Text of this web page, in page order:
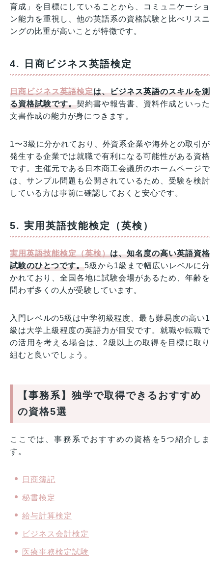
育成」を目標にしていることから、コミュニケーショ
ン能力を重視し、他の英語系の資格試験と比べリスニ
ングの比重が高いことが特徴です。
4. 日商ビジネス英語検定
日商ビジネス英語検定は、ビジネス英語のスキルを測
る資格試験です。契約書や報告書、資料作成といった
文書作成の能力が身につきます。
1〜3級に分かれており、外資系企業や海外との取引が
発生する企業では就職で有利になる可能性がある資格
です。主催元である日本商工会議所のホームページで
は、サンプル問題も公開されているため、受験を検討
している方は事前に確認しておくと安心です。
5. 実用英語技能検定（英検）
実用英語技能検定（英検）は、知名度の高い英語資格
試験のひとつです。5級から1級まで幅広いレベルに分
かれており、全国各地に試験会場があるため、年齢を
問わず多くの人が受験しています。
入門レベルの5級は中学初級程度、最も難易度の高い1
級は大学上級程度の英語力が目安です。就職や転職で
の活用を考える場合は、2級以上の取得を目標に取り
組むと良いでしょう。
【事務系】独学で取得できるおすすめ
の資格5選
ここでは、事務系でおすすめの資格を5つ紹介しま
す。
日商簿記
秘書検定
給与計算検定
ビジネス会計検定
医療事務検定試験